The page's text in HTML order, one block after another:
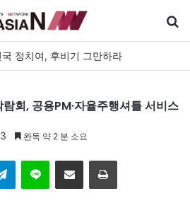
정치여, 후비기 그만하라
회, 공용PM·자율주행셔틀 서비스
완독 약 2 분 소요
Telegram 이메일